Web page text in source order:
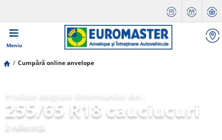
Meniu
Cumpără online anvelope
255/65 R18 cauciucuri
2 referinţă